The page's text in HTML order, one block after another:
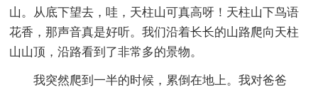
山。从底下望去，哇，天柱山可真高呀！天柱山下鸟语
花香，那声音真是好听。我们沿着长长的山路爬向天柱
山山顶，沿路看到了非常多的景物。
我突然爬到一半的时候，累倒在地上。我对爸爸